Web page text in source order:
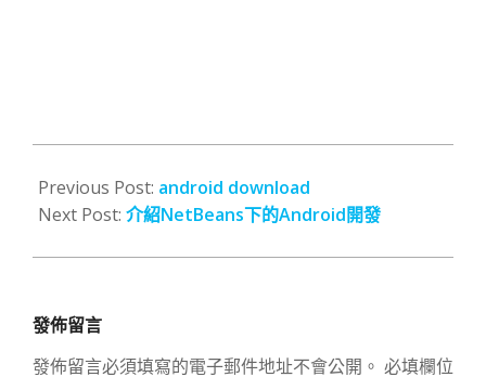
11-
17
Previous Post: android download
Next Post: 介紹NetBeans下的Android開發
發佈留言
發佈留言必須填寫的電子郵件地址不會公開。 必填欄位